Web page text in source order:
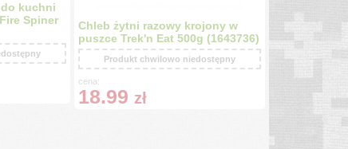
kuchni
Spiner
Chleb żytni razowy krojony w
puszce Trek'n Eat 500g (1643736)
Produkt chwilowo niedostępny
cena:
18.99 zł